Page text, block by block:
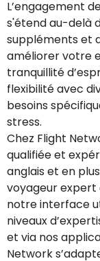
L’engagement
s'étend au-delà
suppléments et
améliorer votre
tranquillité
flexibilité avec
besoins
stress.
Chez Flight
qualifiée et
anglais et en
voyageur expert
notre interface
niveaux
et via nos
Network